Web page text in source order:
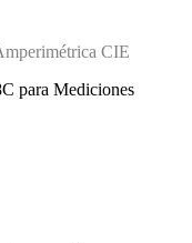
CIE
para Mediciones